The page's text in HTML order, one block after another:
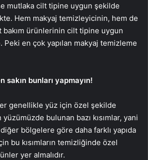
mutlaka cilt tipine uygun şekilde
Hem makyaj temizleyicinin, hem de
bakım ürünlerinin cilt tipine uygun
Peki en çok yapılan makyaj temizleme
bunları yapmayın!
genellikle yüz için özel şekilde
yüzümüzde bulunan bazı kısımlar, yani
bölgelere göre daha farklı yapıda
bu kısımların temizliğinde özel
yer almalıdır.